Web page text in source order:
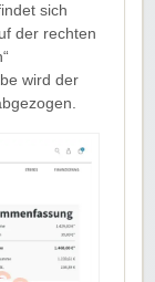
sich
der rechten
wird der